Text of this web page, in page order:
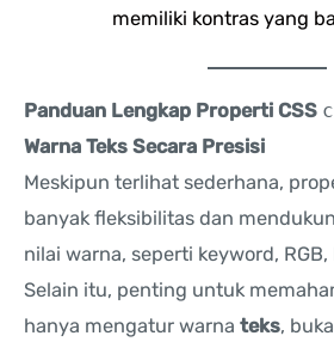
memiliki kontras yang
Panduan Lengkap Properti CSS
Warna Teks Secara Presisi
Meskipun terlihat sederhana,
banyak fleksibilitas dan
nilai warna, seperti keyword, RGB,
Selain itu, penting untuk
hanya mengatur warna teks,